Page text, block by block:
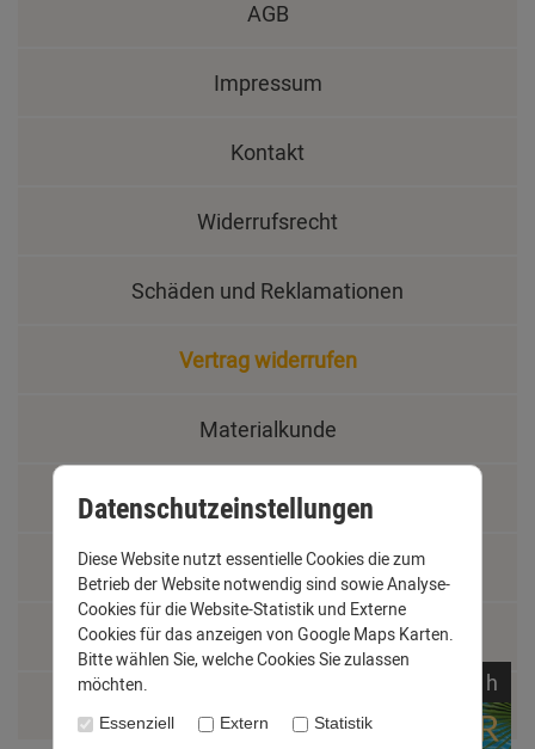
AGB
Impressum
Kontakt
Widerrufsrecht
Schäden und Reklamationen
Vertrag widerrufen
Materialkunde
Fachbegriffe
Jobs
Montage und Installationshilfen
h
Datenschutzeinstellungen
Diese Website nutzt essentielle Cookies die zum
Betrieb der Website notwendig sind sowie Analyse-
Cookies für die Website-Statistik und Externe
Cookies für das anzeigen von Google Maps Karten.
Bitte wählen Sie, welche Cookies Sie zulassen
möchten.
Essenziell Extern Statistik